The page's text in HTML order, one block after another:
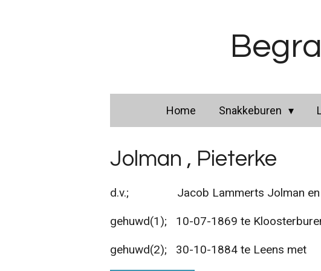
Home Snakkeburen
Jolman , Pieterke
d.v.; Jacob Lammerts Jolman en
gehuwd(1); 10-07-1869 te
gehuwd(2); 30-10-1884 te Leens met